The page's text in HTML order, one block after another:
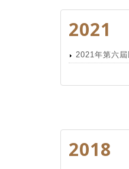
2021
2021年第六
2018